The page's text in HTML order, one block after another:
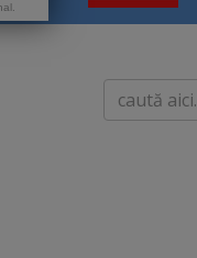
Caută